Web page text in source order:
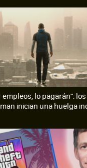
lo pagarán”:
inician una huelga